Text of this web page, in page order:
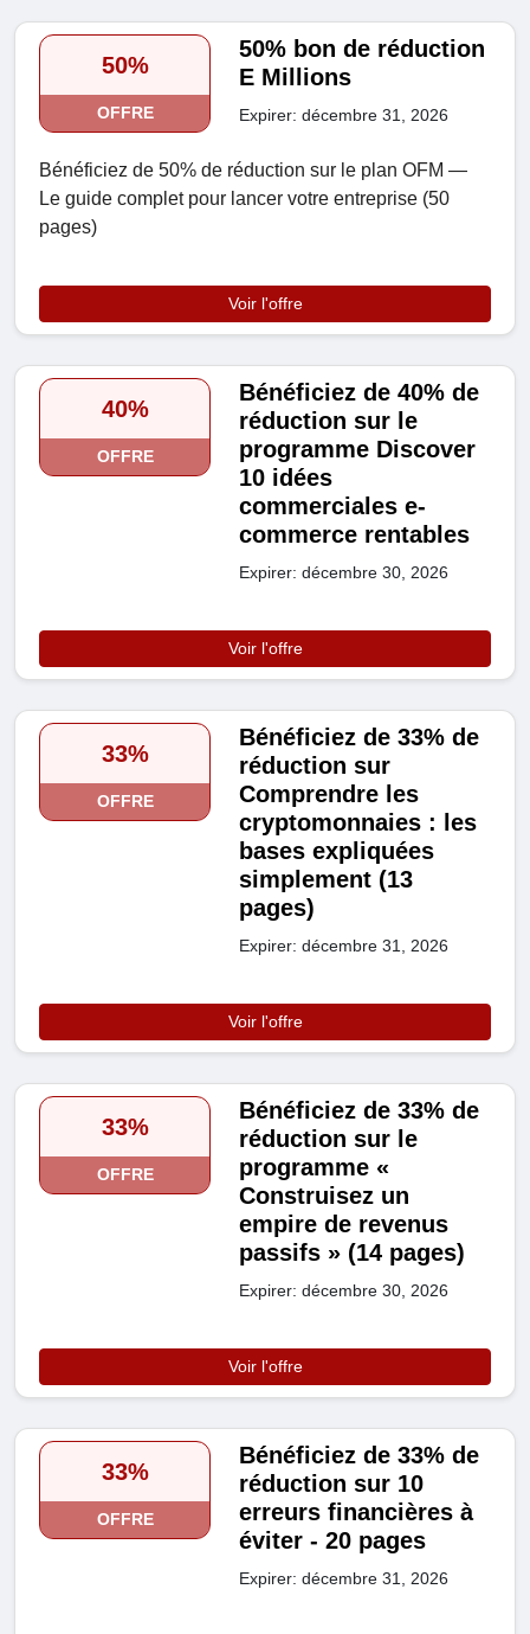
50%
OFFRE
50% bon de réduction
E Millions
Expirer: décembre 31, 2026
Bénéficiez de 50% de réduction sur le plan OFM —
Le guide complet pour lancer votre entreprise (50
pages)
Voir l'offre
40%
OFFRE
Bénéficiez de 40% de
réduction sur le
programme Discover
10 idées
commerciales e-
commerce rentables
Expirer: décembre 30, 2026
Voir l'offre
33%
OFFRE
Bénéficiez de 33% de
réduction sur
Comprendre les
cryptomonnaies : les
bases expliquées
simplement (13
pages)
Expirer: décembre 31, 2026
Voir l'offre
33%
OFFRE
Bénéficiez de 33% de
réduction sur le
programme «
Construisez un
empire de revenus
passifs » (14 pages)
Expirer: décembre 30, 2026
Voir l'offre
33%
OFFRE
Bénéficiez de 33% de
réduction sur 10
erreurs financières à
éviter - 20 pages
Expirer: décembre 31, 2026